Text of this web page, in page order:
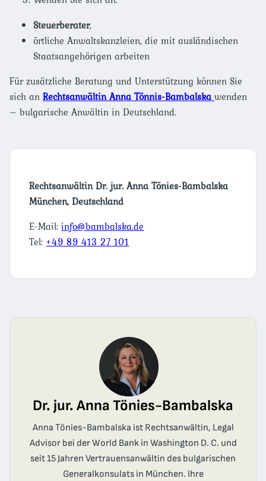
Steuerberater,
örtliche Anwaltskanzleien, die mit ausländischen
Staatsangehörigen arbeiten
Für zusätzliche Beratung und Unterstützung können Sie
sich anRechtsanwältin Anna Tönnis-Bambalska wenden
– bulgarische Anwältin in Deutschland.
Rechtsanwältin Dr. jur. Anna Tönies-Bambalska
München, Deutschland
E-Mail:info@bambalska.de
Tel: +49 89 413 27 101
Dr. jur. Anna Tönies-Bambalska
Anna Tönies-Bambalska ist Rechtsanwältin, Legal
Advisor bei der World Bank in Washington D. C. und
seit 15 Jahren Vertrauensanwältin des bulgarischen
Generalkonsulats in München. Ihre